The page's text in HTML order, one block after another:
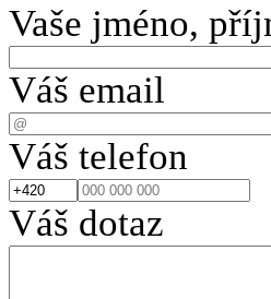
Vaše jméno,
Váš email
Váš telefon
Váš dotaz